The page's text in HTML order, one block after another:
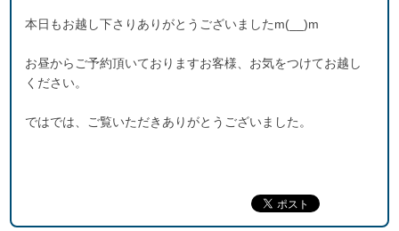
本日もお越し下さりありがとうございましたm(__)m
お昼からご予約頂いておりますお客様、お気をつけてお越し
ください。
ではでは、ご覧いただきありがとうございました。